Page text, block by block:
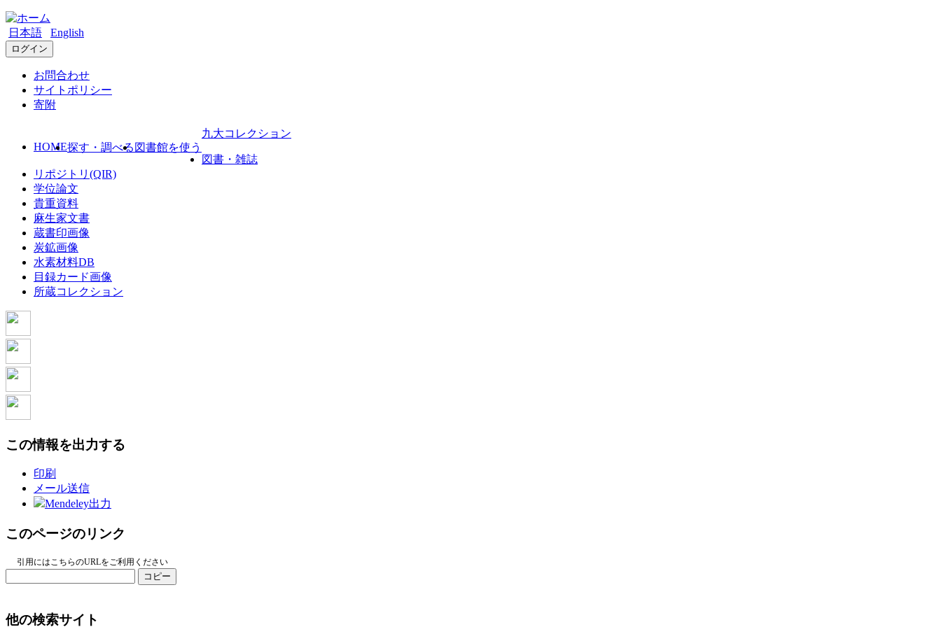
日本語 English
ログイン
お問合わせ
サイトポリシー
寄附
HOME探す・調べる 図書館を使う
九大コレクション
図書・雑誌
リポジトリ(QIR)
学位論文
貴重資料
麻生家文書
蔵書印画像
炭鉱画像
水素材料DB
目録カード画像
所蔵コレクション
この情報を出力する
印刷
メール送信
Mendeley出力
このページのリンク
引用にはこちらのURLをご利用ください
コピー
他の検索サイト